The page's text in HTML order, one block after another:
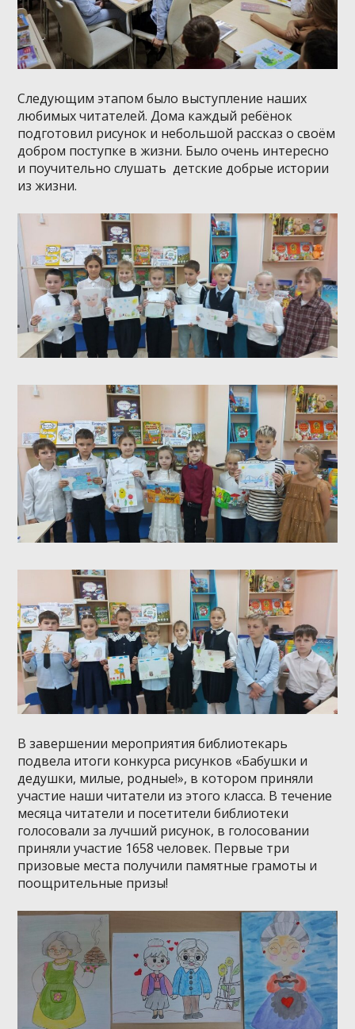
Следующим этапом было выступление наших
любимых читателей. Дома каждый ребёнок
подготовил рисунок и небольшой рассказ о своём
добром поступке в жизни. Было очень интересно
и поучительно слушать детские добрые истории
из жизни.
В завершении мероприятия библиотекарь
подвела итоги конкурса рисунков «Бабушки и
дедушки, милые, родные!», в котором приняли
участие наши читатели из этого класса. В течение
месяца читатели и посетители библиотеки
голосовали за лучший рисунок, в голосовании
приняли участие 1658 человек. Первые три
призовые места получили памятные грамоты и
поощрительные призы!